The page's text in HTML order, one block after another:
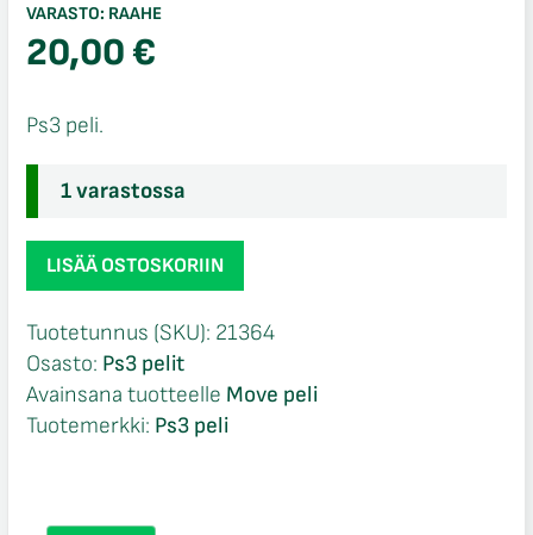
VARASTO: RAAHE
20,00€
Ps3 peli.
1 varastossa
Medieval
Moves
määrä
LISÄÄ OSTOSKORIIN
Tuotetunnus (SKU): 21364
Osasto: Ps3 pelit
Avainsana tuotteelle Move peli
Tuotemerkki: Ps3 peli